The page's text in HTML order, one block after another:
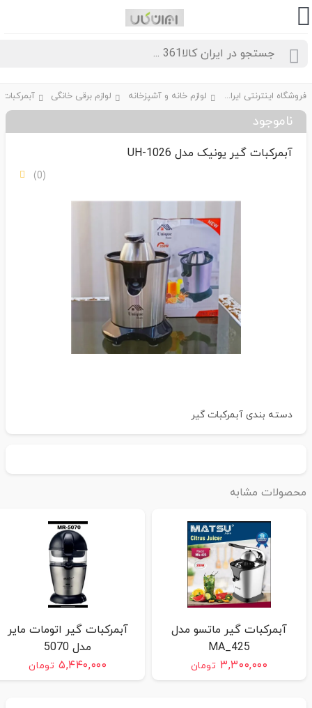
فروشگاه اینترنتی ایران کالا361 لوازم خانه و آشپزخانه لوازم برقی خانگی آبمرکبات
ناموجود
آبمرکبات گیر یونیک مدل UH-1026
دسته بندیآبمرکبات گیر
مشابه
آبمرکبات گیر ماتسو مدل
MA_425
۳,۳۰۰,۰۰۰ تومان
آبمرکبات گیر اتومات مایر
مدل 5070
۵,۴۴۰,۰۰۰ تومان